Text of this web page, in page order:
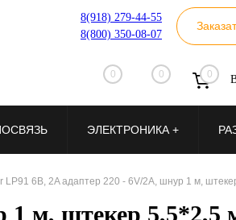
8(918) 279-44-55
8(800) 350-08-07
0 0 0
ЭЛЕКТРОНИКА +
LP91 6В, 2A адаптер 220 - 6V/2A, шнур 1 м,
1 м, штекер 5,5*2,5